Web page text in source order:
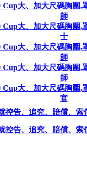
大、加大尺碼胸圍
師
大、加大尺碼胸圍
士
大、加大尺碼胸圍
師
大、加大尺碼胸圍
師
大、加大尺碼胸圍
官
控告、追究、賠償、
控告、追究、賠償、